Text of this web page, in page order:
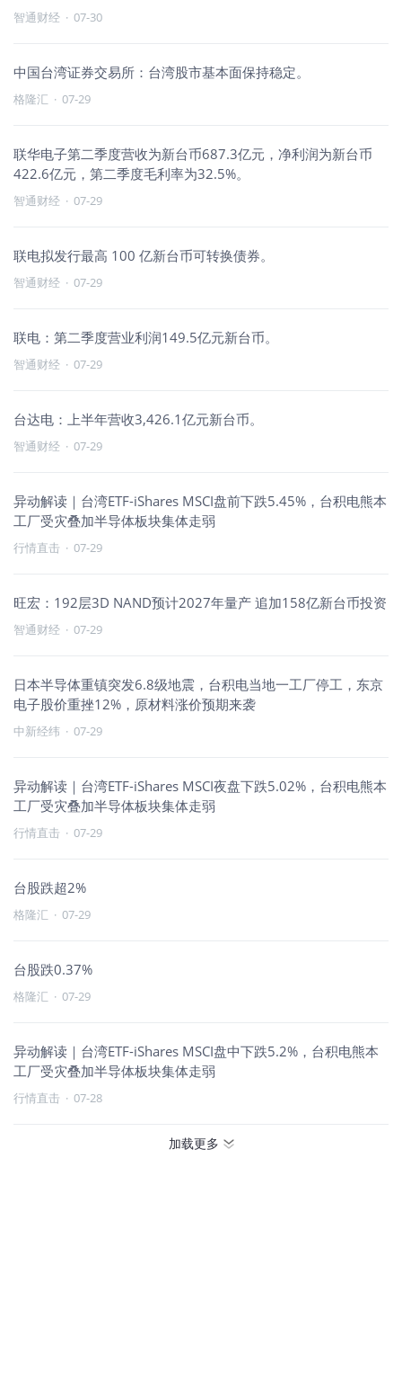
智通财经 · 07-30
中国台湾证券交易所：台湾股市基本面保持稳定。
格隆汇 · 07-29
联华电子第二季度营收为新台币687.3亿元，净利润为新台币
422.6亿元，第二季度毛利率为32.5%。
智通财经 · 07-29
联电拟发行最高 100 亿新台币可转换债券。
智通财经 · 07-29
联电：第二季度营业利润149.5亿元新台币。
智通财经 · 07-29
台达电：上半年营收3,426.1亿元新台币。
智通财经 · 07-29
异动解读｜台湾ETF-iShares MSCI盘前下跌5.45%，台积电熊本
工厂受灾叠加半导体板块集体走弱
行情直击 · 07-29
旺宏：192层3D NAND预计2027年量产 追加158亿新台币投资
智通财经 · 07-29
日本半导体重镇突发6.8级地震，台积电当地一工厂停工，东京
电子股价重挫12%，原材料涨价预期来袭
中新经纬 · 07-29
异动解读｜台湾ETF-iShares MSCI夜盘下跌5.02%，台积电熊本
工厂受灾叠加半导体板块集体走弱
行情直击 · 07-29
台股跌超2%
格隆汇 · 07-29
台股跌0.37%
格隆汇 · 07-29
异动解读｜台湾ETF-iShares MSCI盘中下跌5.2%，台积电熊本
工厂受灾叠加半导体板块集体走弱
行情直击 · 07-28
加载更多